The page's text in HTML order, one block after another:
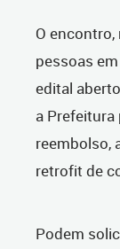
O
pessoas
edital
a Prefeitura
reembolso,
retrofit de
Podem